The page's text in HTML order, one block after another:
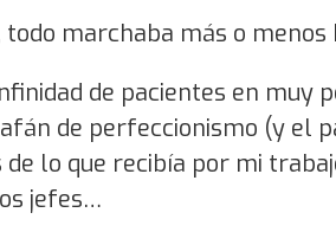
marchaba más o menos
de pacientes en muy
de perfeccionismo (y el
de lo que recibía por mi
jefes…